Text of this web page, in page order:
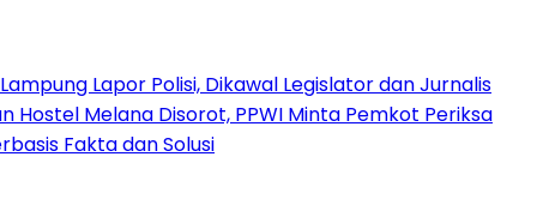
Lapor Polisi, Dikawal Legislator dan Jurnalis
Hostel Melana Disorot, PPWI Minta Pemkot Periksa
Fakta dan Solusi